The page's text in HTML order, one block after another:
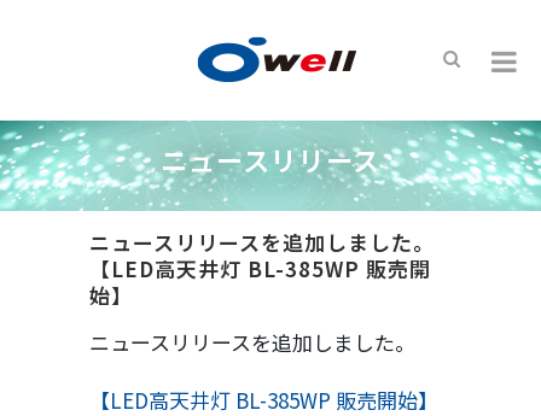
ニュースリリース
ニュースリリースを追加しました。
【LED高天井灯 BL-385WP 販売開
始】
ニュースリリースを追加しました。
【LED高天井灯 BL-385WP 販売開始】